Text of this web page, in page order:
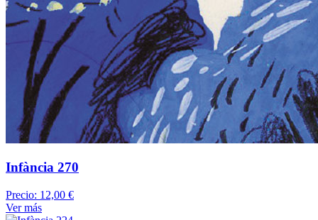
Infància 270
Precio: 12,00 €
Ver más